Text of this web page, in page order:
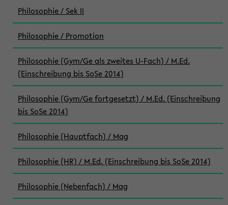
Philosophie / Sek II
Philosophie / Promotion
Philosophie (Gym/Ge als zweites U-Fach) / M.Ed.
(Einschreibung bis SoSe 2014)
Philosophie (Gym/Ge fortgesetzt) / M.Ed. (Einschreibung
bis SoSe 2014)
Philosophie (Hauptfach) / Mag
Philosophie (HR) / M.Ed. (Einschreibung bis SoSe 2014)
Philosophie (Nebenfach) / Mag